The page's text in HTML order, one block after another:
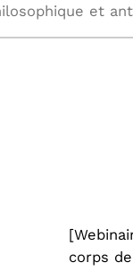
corps